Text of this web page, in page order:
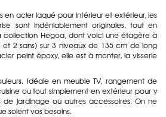
en acier laqué pour intérieur et extérieur, les
sont indéniablement originales, tout en
collection Hegoa, dont voici une étagère à
2 sans) sur 3 niveaux de 135 cm de long
peint époxy, elle est à monter, la visserie
Idéale en meuble TV, rangement de
ou tout simplement en extérieur pour y
de jardinage ou autres accessoires. On ne
soient vos besoins.